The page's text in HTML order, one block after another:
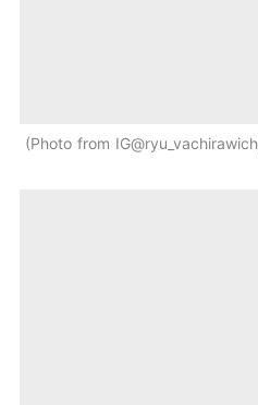
Photo from IG@ryu_vachirawich